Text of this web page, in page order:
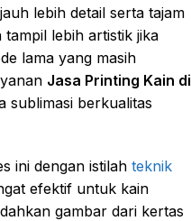
lebih detail serta tajam
lebih artistik jika
lama yang masih
Jasa Printing Kain di
sublimasi berkualitas
ini dengan istilah teknik
efektif untuk kain
gambar dari kertas